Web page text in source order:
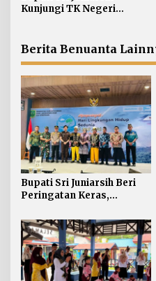
Kunjungi TK Negeri
Belajar Sejak Dini
Berita Benuanta
Bupati Sri Juniarsih Beri
Peringatan Keras,
54 Ribu Ton